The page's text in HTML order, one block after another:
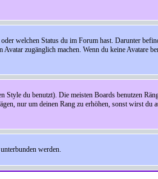
welchen Status du im Forum hast. Darunter
zugänglich machen. Wenn du keine Avatare
du benutzt). Die meisten Boards benutzen
nur um deinen Rang zu erhöhen, sonst wirst
werden.